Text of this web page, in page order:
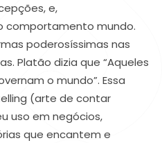
e,
comportamento mundo.
poderosíssimas nas
Platão dizia que “Aqueles
o mundo”. Essa
(arte de contar
uso em negócios,
que encantem e